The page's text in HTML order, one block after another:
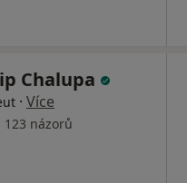
Chalupa
· Více
123 názorů